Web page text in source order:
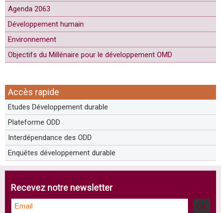
Agenda 2063
Développement humain
Environnement
Objectifs du Millénaire pour le développement OMD
Accès rapide
Etudes Développement durable
Plateforme ODD
Interdépendance des ODD
Enquêtes développement durable
Recevez notre newsletter